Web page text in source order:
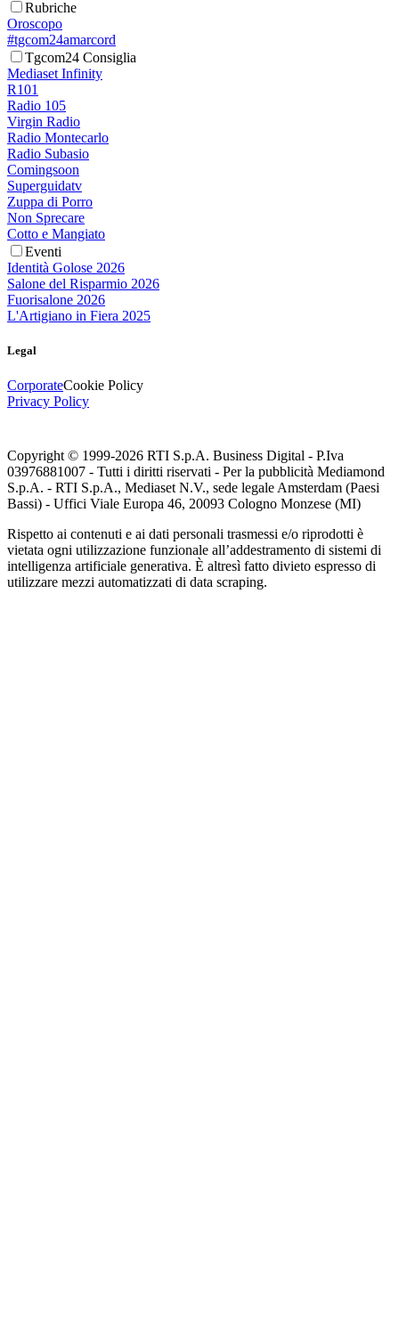
Rubriche
Oroscopo
#tgcom24amarcord
Tgcom24 Consiglia
Mediaset Infinity
R101
Radio 105
Virgin Radio
Radio Montecarlo
Radio Subasio
Comingsoon
Superguidatv
Zuppa di Porro
Non Sprecare
Cotto e Mangiato
Eventi
Identità Golose 2026
Salone del Risparmio 2026
Fuorisalone 2026
L'Artigiano in Fiera 2025
Legal
CorporateCookie Policy
Privacy Policy
Copyright © 1999-2026 RTI S.p.A. Business Digital - P.Iva
03976881007 - Tutti i diritti riservati - Per la pubblicità Mediamond
S.p.A. - RTI S.p.A., Mediaset N.V., sede legale Amsterdam (Paesi
Bassi) - Uffici Viale Europa 46, 20093 Cologno Monzese (MI)
Rispetto ai contenuti e ai dati personali trasmessi e/o riprodotti è
vietata ogni utilizzazione funzionale all’addestramento di sistemi di
intelligenza artificiale generativa. È altresì fatto divieto espresso di
utilizzare mezzi automatizzati di data scraping.